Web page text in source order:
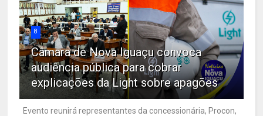
8
Câmara de Nova Iguaçu convoca
audiência pública para cobrar
explicações da Light sobre apagões
Evento reunirá representantes da concessionária, Procon,